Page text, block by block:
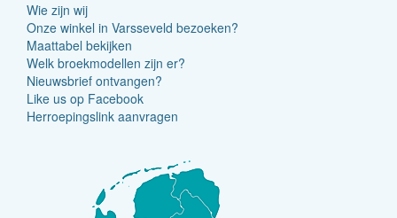
Wie zijn wij
Onze winkel in Varsseveld bezoeken?
Maattabel bekijken
Welk broekmodellen zijn er?
Nieuwsbrief ontvangen?
Like us op Facebook
Herroepingslink aanvragen